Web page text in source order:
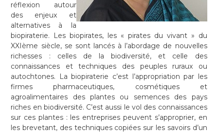
réflexion autour
des enjeux et
alternatives à la
biopiraterie. Les biopirates, les « pirates du vivant » du
XXIème siècle, se sont lancés à l’abordage de nouvelles
richesses : celles de la biodiversité, et celle des
connaissances et techniques des peuples ruraux ou
autochtones. La biopiraterie c’est l’appropriation par les
firmes pharmaceutiques, cosmétiques et
agroalimentaires des plantes ou semences des pays
riches en biodiversité. C’est aussi le vol des connaissances
sur ces plantes : les entreprises peuvent s’approprier, en
les brevetant, des techniques copiées sur les savoirs d’un